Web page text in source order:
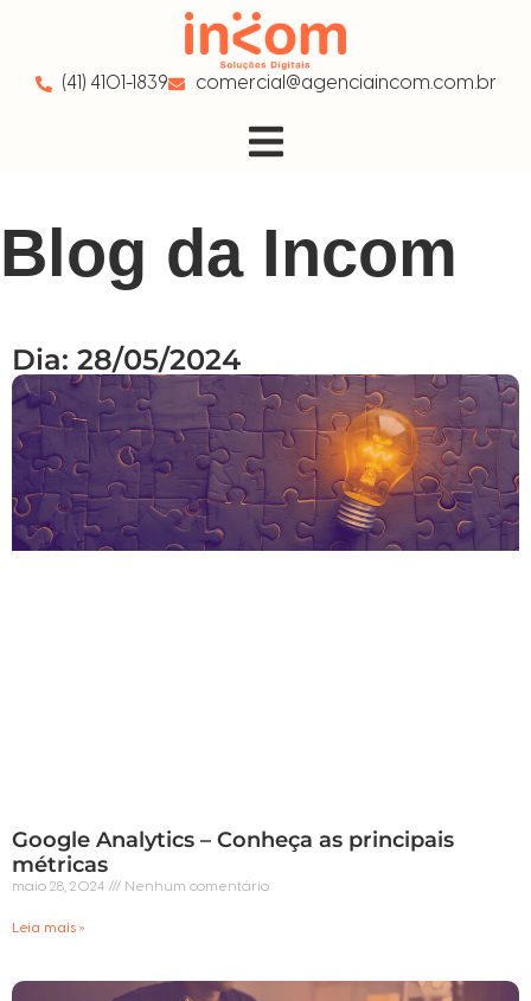
(41) 4101-1839 comercial@agenciaincom.com.br
Blog da Incom
Dia: 28/05/2024
Google Analytics – Conheça as principais
métricas
maio 28, 2024 Nenhum comentário
Leia mais »